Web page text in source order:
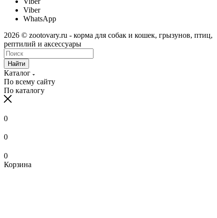
Viber
WhatsApp
2026 © zootovary.ru - корма для собак и кошек, грызунов, птиц,
рептилий и аксессуары
Найти
Каталог
По всему сайту
По каталогу
0
0
0
Корзина